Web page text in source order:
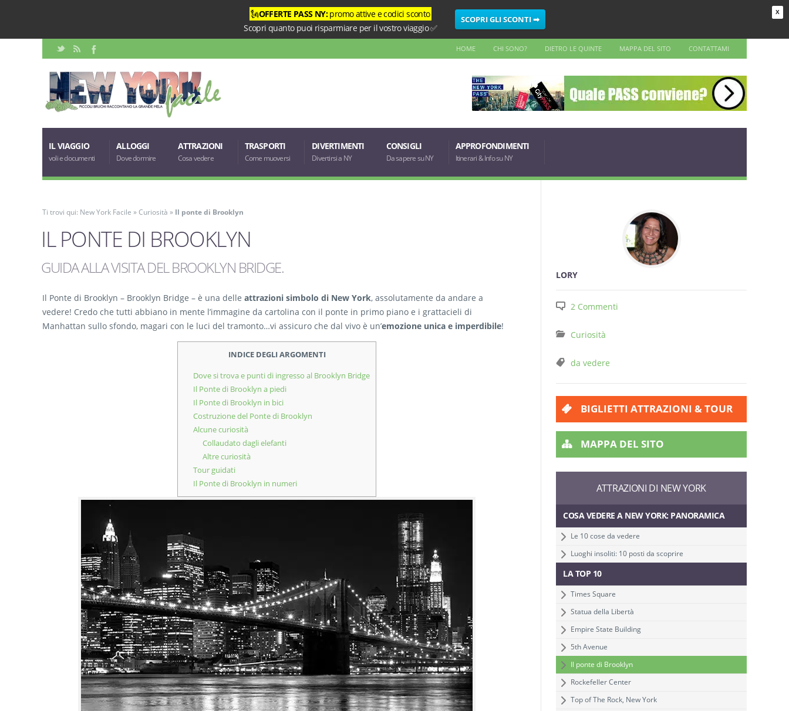
X
🗽OFFERTE PASS NY:promo attive e codici sconto
Scopri quanto puoi risparmiare per il vostro viaggio ✅
SCOPRI GLI SCONTI ➡
HOME CHI SONO? DIETRO LE QUINTE MAPPA DEL SITO CONTATTAMI
IL VIAGGIO
voli e documenti
ALLOGGI
Dove dormire
ATTRAZIONI
Cosa vedere
TRASPORTI
Come muoversi
DIVERTIMENTI
Divertirsi a NY
CONSIGLI
Da sapere su NY
APPROFONDIMENTI
Itinerari & Info su NY
Ti trovi qui: New York Facile »Curiosità » Il ponte di Brooklyn
IL PONTE DI BROOKLYN
GUIDA ALLA VISITA DEL BROOKLYN BRIDGE.
Il Ponte di Brooklyn – Brooklyn Bridge – è una delle attrazioni simbolo di New York, assolutamente da andare a
vedere! Credo che tutti abbiano in mente l’immagine da cartolina con il ponte in primo piano e i grattacieli di
Manhattan sullo sfondo, magari con le luci del tramonto…vi assicuro che dal vivo è un’emozione unica e imperdibile!
INDICE DEGLI ARGOMENTI
Dove si trova e punti di ingresso al Brooklyn Bridge
Il Ponte di Brooklyn a piedi
Il Ponte di Brooklyn in bici
Costruzione del Ponte di Brooklyn
Alcune curiosità
Collaudato dagli elefanti
Altre curiosità
Tour guidati
Il Ponte di Brooklyn in numeri
LORY
2 Commenti
Curiosità
da vedere
BIGLIETTI ATTRAZIONI & TOUR
MAPPA DEL SITO
ATTRAZIONI DI NEW YORK
COSA VEDERE A NEW YORK: PANORAMICA
Le 10 cose da vedere
Luoghi insoliti: 10 posti da scoprire
LA TOP 10
Times Square
Statua della Libertà
Empire State Building
5th Avenue
Il ponte di Brooklyn
Rockefeller Center
Top of The Rock, New York